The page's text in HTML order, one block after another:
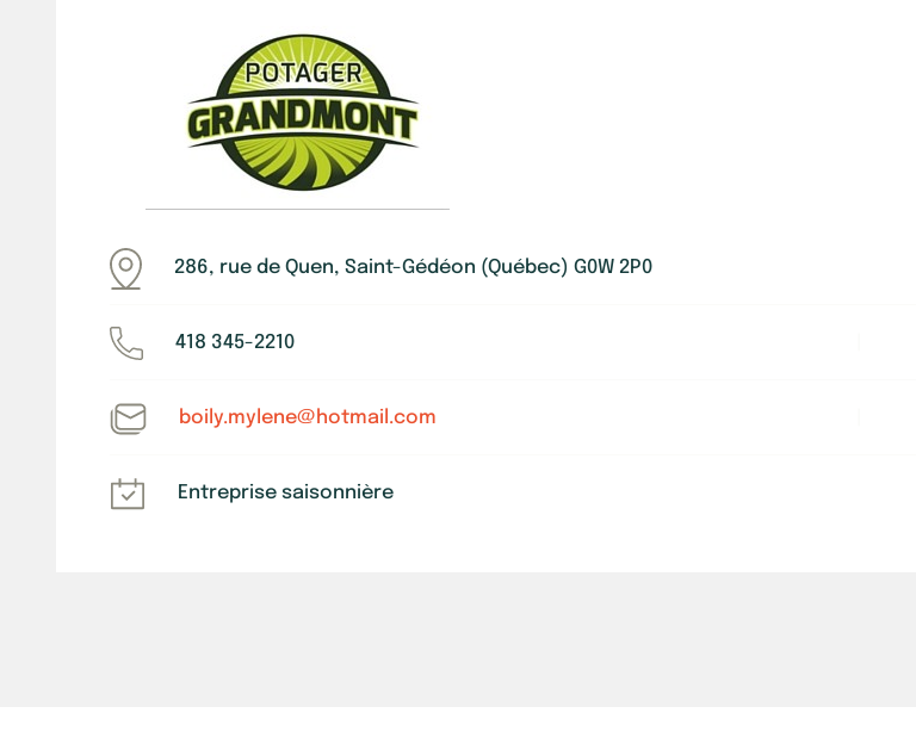
286, rue de Quen, Saint-Gédéon (Québec) G0W 2P0
418 345-2210
boily.mylene@hotmail.com
Entreprise saisonnière